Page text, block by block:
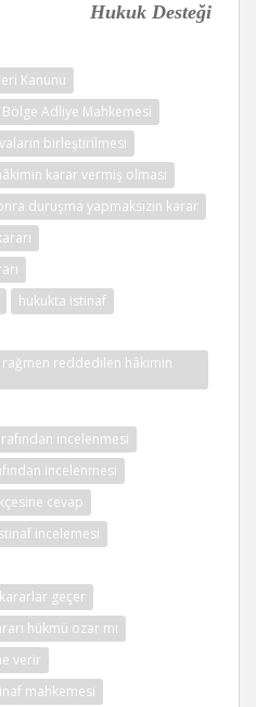
Hukuk Desteği
Kanunu
Bölge Adliye Mahkemesi
birleştirilmesi
karar vermiş olması
duruşma yapmaksızın karar
hukukta istinaf
reddedilen hâkimin
incelenmesi
incelenmesi
cevap
incelemesi
geçer
hükmü ozar mı
verir
mahkemesi